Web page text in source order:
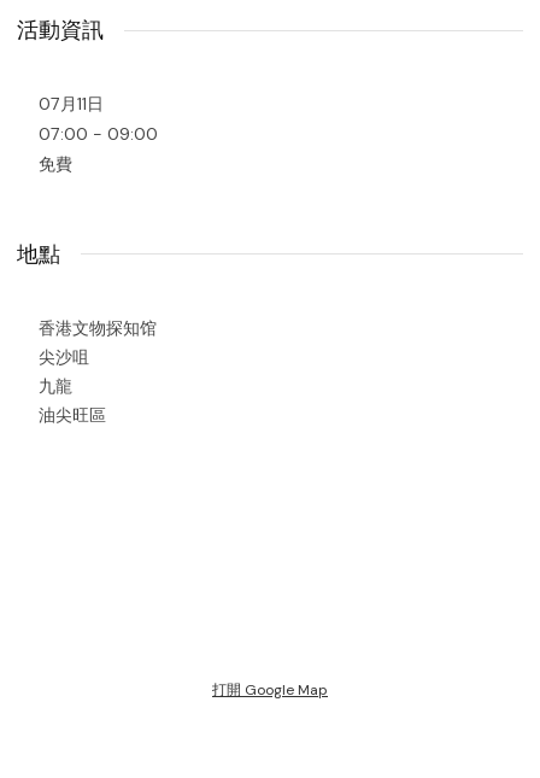
活動資訊
07月11日
07:00 - 09:00
免費
地點
香港文物探知馆
尖沙咀
九龍
油尖旺區
打開 Google Map